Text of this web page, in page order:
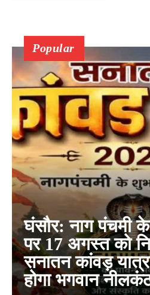
Popular
घंसौर: नाग पंचमी
पर 17 अगस्त को
सनातन कांवड़
होगा भगवान